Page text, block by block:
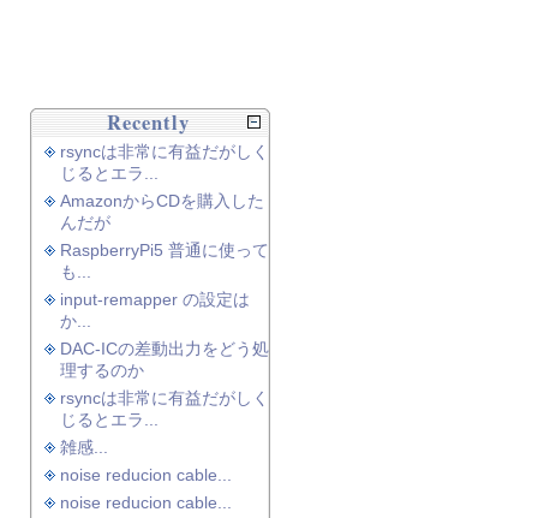
Recently
rsyncは非常に有益だがしく
じるとエラ...
AmazonからCDを購入した
んだが
RaspberryPi5 普通に使って
も...
input-remapper の設定は
か...
DAC-ICの差動出力をどう処
理するのか
rsyncは非常に有益だがしく
じるとエラ...
雑感...
noise reducion cable...
noise reducion cable...